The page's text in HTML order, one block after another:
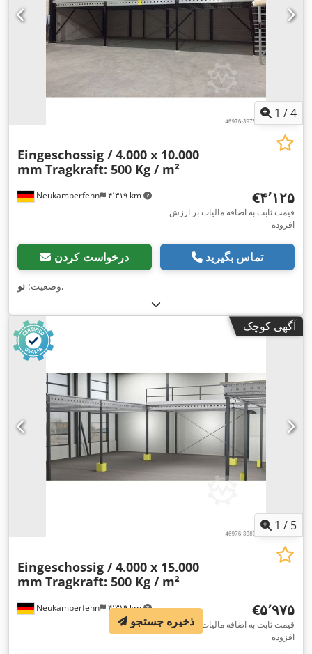
1 /4
Neukamperfehn ۴٬۳۱۹ km
Eingeschossig / 4.000 x 10.000
mm Tragkraft: 500 Kg / m²
‎€۴٬۱۲۵
قیمت ثابت به اضافه مالیات بر ارزش
افزوده
درخواست کردن تماس بگیرید
وضعیت: نو ,
آگهی کوچک
1 / 5
Neukamperfehn ۴٬۳۱۹ km
Eingeschossig / 4.000 x 15.000
mm Tragkraft: 500 Kg / m²
‎€۵٬۹۷۵
قیمت ثابت به اضافه مالیات بر ارزش
افزوده
ذخیره جستجو